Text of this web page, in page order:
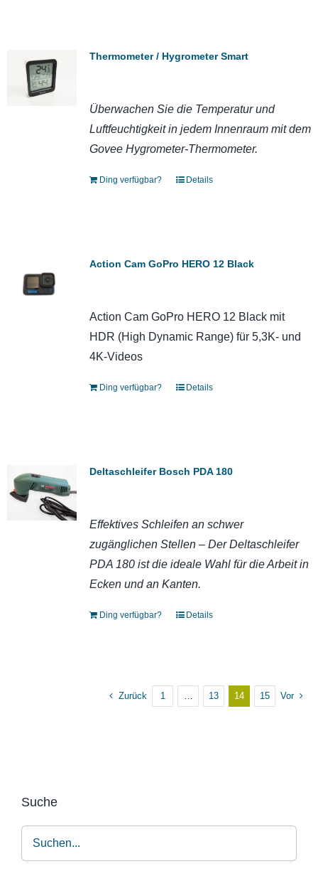
Thermometer / Hygrometer Smart
Überwachen Sie die Temperatur und
Luftfeuchtigkeit in jedem Innenraum mit dem
Govee Hygrometer-Thermometer.
Ding verfügbar? Details
Action Cam GoPro HERO 12 Black
Action Cam GoPro HERO 12 Black mit
HDR (High Dynamic Range) für 5,3K- und
4K-Videos
Ding verfügbar? Details
Deltaschleifer Bosch PDA 180
Effektives Schleifen an schwer
zugänglichen Stellen – Der Deltaschleifer
PDA 180 ist die ideale Wahl für die Arbeit in
Ecken und an Kanten.
Ding verfügbar? Details
Zurück 1 … 13 14 15 Vor
Suche